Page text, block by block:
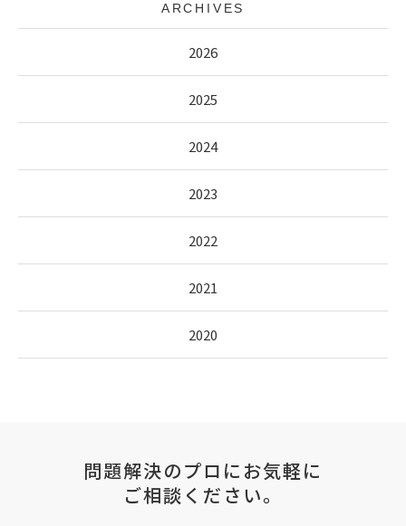
ARCHIVES
2026
2025
2024
2023
2022
2021
2020
問題解決のプロにお気軽に
ご相談ください。